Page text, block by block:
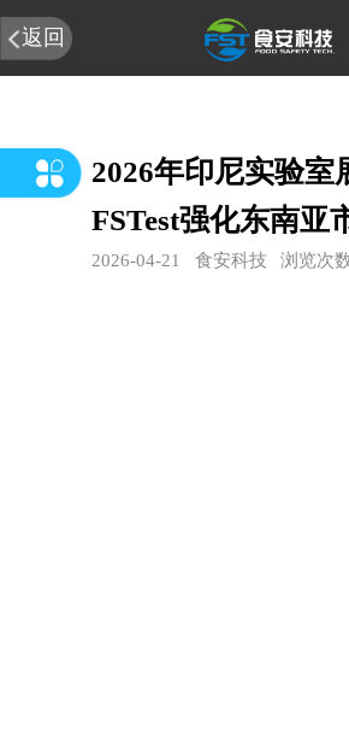
返回
2026年印尼实验室
FSTest强化东南亚
2026-04-21 食安科技 浏览次